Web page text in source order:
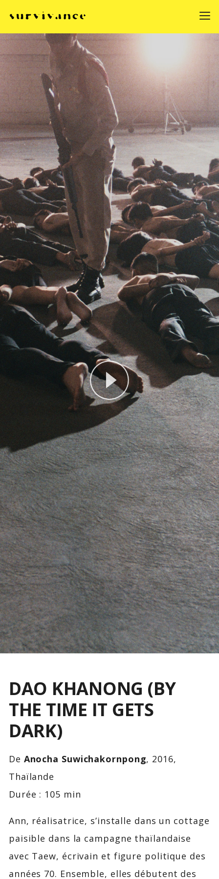
DAO KHANONG (BY
THE TIME IT GETS
DARK)
De Anocha Suwichakornpong, 2016,
Thaïlande
Durée : 105 min
Ann, réalisatrice, s’installe dans un cottage
paisible dans la campagne thaïlandaise
avec Taew, écrivain et figure politique des
années 70. Ensemble, elles débutent des